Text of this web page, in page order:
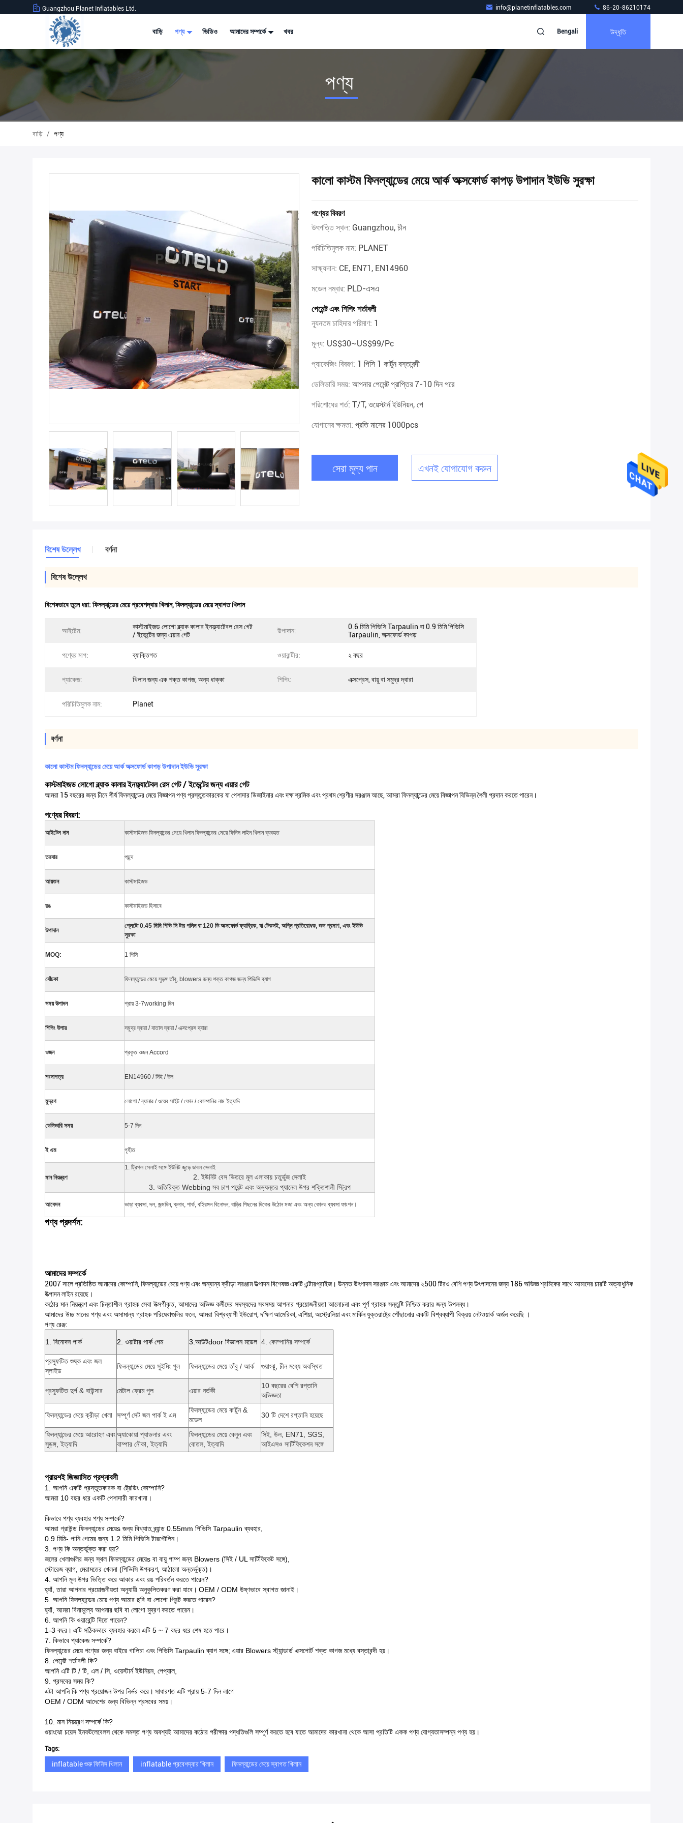
Guangzhou Planet Inflatables Ltd. info@planetinflatables.com 86-20-86210174
বাড়ি পণ্য ভিডিও আমাদের সম্পর্কে খবর Bengali উদ্ধৃতি
পণ্য
বাড়ি / পণ্য
কালো কাস্টম ফিনল্যান্ডের মেয়ে আর্ক অক্সফোর্ড কাপড় উপাদান ইউভি সুরক্ষা
পণ্যের বিবরণ
উৎপত্তি স্থল: Guangzhou, চীন
পরিচিতিমুলক নাম: PLANET
সাক্ষ্যদান: CE, EN71, EN14960
মডেল নম্বার: PLD-এসএ
পেমেন্ট এবং শিপিং শর্তাবলী
ন্যূনতম চাহিদার পরিমাণ: 1
মূল্য: US$30~US$99/pc
প্যাকেজিং বিবরণ: 1 পিসি 1 কার্টুন বস্তাবন্দী
ডেলিভারি সময়: আপনার পেমেন্ট প্রাপ্তির 7-10 দিন পরে
পরিশোধের শর্ত: T/T, ওয়েস্টার্ন ইউনিয়ন, পে
যোগানের ক্ষমতা: প্রতি মাসের 1000pcs
সেরা মূল্য পান এখনই যোগাযোগ করুন
বিশেষ উল্লেখ বর্ণনা
বিশেষ উল্লেখ
বিশেষভাবে তুলে ধরা: ফিনল্যান্ডের মেয়ে প্রবেশদ্বার খিলান,ফিনল্যান্ডের মেয়ে স্বাগত খিলান
আইটেম:
কাস্টমাইজড লোগো ব্ল্যাক কালার ইনফ্ল্যাটেবল রেস গেট
/ ইভেন্টের জন্য এয়ার গেট
উপাদান:
0.6 মিমি পিভিসি Tarpaulin বা 0.9 মিমি পিভিসি
Tarpaulin, অক্সফোর্ড কাপড়
পণ্যের মাপ: ব্যাক্তিগত ওয়ারান্টীর: ২ বছর
প্যাকেজ: খিলান জন্য এক শক্ত কাগজ, অন্য ধাক্কা শিপিং: এক্সপ্রেস, বায়ু বা সমুদ্র দ্বারা
পরিচিতিমুলক নাম: Planet
বর্ণনা
কালো কাস্টম ফিনল্যান্ডের মেয়ে আর্ক অক্সফোর্ড কাপড় উপাদান ইউভি সুরক্ষা
কাস্টমাইজড লোগো ব্ল্যাক কালার ইনফ্ল্যাটেবল রেস গেট / ইভেন্টের জন্য এয়ার গেট
আমরা 15 বছরের জন্য চীনে শীর্ষ ফিনল্যান্ডের মেয়ে বিজ্ঞাপন পণ্য প্রস্তুতকারকের যা পেশাদার ডিজাইনার এবং দক্ষ শ্রমিক এবং প্রথম শ্রেণীর সরঞ্জাম আছে, আমরা ফিনল্যান্ডের মেয়ে বিজ্ঞাপন বিভিন্ন শৈলী প্রদান করতে পারেন।
পণ্যের বিবরণ:
আইটেম নাম কাস্টমাইজড ফিনল্যান্ডের মেয়ে খিলান ফিনল্যান্ডের মেয়ে ফিনিস লাইন খিলান ব্যবহৃত
তরবার পছন্দ
আয়তন কাস্টমাইজড
রঙ কাস্টমাইজড হিসাবে
উপাদান
প্লেটো 0.45 মিমি পিভি সি টার পলিন বা 120 ডি অক্সফোর্ড ফ্যাব্রিক, যা টেকসই, অগ্নি প্রতিরোধক, জল প্রমাণ, এবং ইউভি
সুরক্ষা
MOQ: 1 পিসি
বোঁচকা ফিনল্যান্ডের মেয়ে সুড়ঙ্গ তাঁবু, blowers জন্য শক্ত কাগজ জন্য পিভিসি ব্যাগ
সময় উত্পাদন প্রায় 3-7working দিন
শিপিং উপায় সমুদ্র দ্বারা / বাতাস দ্বারা / এক্সপ্রেস দ্বারা
ওজন প্রকৃত ওজন Accord
শংসাপত্র EN14960 / সিই / উল
মুদ্রণ লোগো / ব্যানার / ওয়েব সাইট / ফোন / কোম্পানির নাম ইত্যাদি
ডেলিভারি সময় 5-7 দিন
ই এম গৃহীত
মান নিয়ন্ত্রণ
1. ট্রিপল সেলাই সঙ্গে ইউনিট জুড়ে ডাবল সেলাই
2. ইউনিট বেস ভিতরে মূল এলাকায় চতুর্ভুজ সেলাই
3. অতিরিক্ত Webbing সব চাপ পয়েন্ট এবং অভ্যন্তর প্যানেল উপর শক্তিশালী স্ট্রিপ
আবেদন ভাড়া ব্যবসা, দল, জন্মদিন, ক্লাব, পার্ক, বহিরঙ্গন বিনোদন, বাড়ির পিছনের দিকের উঠোন মজা এবং অন্য কোনও ব্যবসা ফাংশন।
পণ্য প্রদর্শন:
আমাদের সম্পর্কে
2007 সালে প্রতিষ্ঠিত আমাদের কোম্পানি, ফিনল্যান্ডের মেয়ে পণ্য এবং অন্যান্য ক্রীড়া সরঞ্জাম উত্পাদন বিশেষজ্ঞ একটি এন্টারপ্রাইজ। উন্নত উৎপাদন সরঞ্জাম এবং আমাদের ২500 টিরও বেশি পণ্য উৎপাদনের জন্য 186 অভিজ্ঞ শ্রমিকের সাথে আমাদের চারটি অত্যাধুনিক
উত্পাদন লাইন রয়েছে।
কঠোর মান নিয়ন্ত্রণ এবং চিন্তাশীল গ্রাহক সেবা উত্সর্গীকৃত, আমাদের অভিজ্ঞ কর্মীদের সদস্যদের সবসময় আপনার প্রয়োজনীয়তা আলোচনা এবং পূর্ণ গ্রাহক সন্তুষ্টি নিশ্চিত করার জন্য উপলব্ধ।
আমাদের উচ্চ মানের পণ্য এবং অসামান্য গ্রাহক পরিষেবাগুলির ফলে, আমরা বিশ্বব্যাপীইউরোপ, দক্ষিণ আমেরিকা, এশিয়া, অস্ট্রেলিয়া এবং মার্কিন যুক্তরাষ্ট্রেপৌঁছানোর একটি বিশ্বব্যাপী বিক্রয় নেটওয়ার্ক অর্জন করেছি ।
পণ্য রেঞ্জ:
1. বিনোদন পার্ক 2. ওয়াটার পার্ক গেম 3.আউটdoor বিজ্ঞাপন মডেল 4. কোম্পানির সম্পর্কে
প্রস্ফুটিত শুষ্ক এবং জল
স্লাইড
ফিনল্যান্ডের মেয়ে সুইমিং পুল ফিনল্যান্ডের মেয়ে তাঁবু / আর্ক গুয়াংঝু, চীন মধ্যে অবস্থিত
প্রস্ফুটিত দুর্গ & বাউন্সার মেটাল ফ্রেম পুল এয়ার নর্তকী
10 বছরের বেশি রপ্তানি
অভিজ্ঞতা
ফিনল্যান্ডের মেয়ে ক্রীড়া খেলা সম্পূর্ণ সেট জল পার্ক ই এম
ফিনল্যান্ডের মেয়ে কার্টুন &
মডেল
30 টি দেশে রপ্তানি হয়েছে
ফিনল্যান্ডের মেয়ে আরোহণ এবং
সুড়ঙ্গ, ইত্যাদি
অ্যাকোয়া প্যাডলার এবং
বাম্পার নৌকা, ইত্যাদি
ফিনল্যান্ডের মেয়ে বেলুন এবং
বোতল, ইত্যাদি
সিই, উল, EN71, SGS,
আইএসও সার্টিফিকেশন সঙ্গে
প্রায়শই জিজ্ঞাসিত প্রশ্নাবলী
1. আপনি একটি প্রস্তুতকারক বা ট্রেডিং কোম্পানি?
আমরা 10 বছর ধরে একটি পেশাদারী কারখানা।
কিভাবে পণ্য ব্যবহার পণ্য সম্পর্কে?
আমরা গ্রাউন্ড ফিনল্যান্ডের মেয়েs জন্য বিখ্যাত ব্র্যান্ড 0.55mm পিভিসি Tarpaulin ব্যবহার,
0.9 মিমি- পানি গেমের জন্য 1.2 ​​মিমি পিভিসি টারপৌলিন।
3. পণ্য কি অন্তর্ভুক্ত করা হয়?
জলের খেলাগুলির জন্য স্থল ফিনল্যান্ডের মেয়েs বা বায়ু পাম্প জন্য Blowers (সিই / UL সার্টিফিকেট সঙ্গে),
স্টোরেজ ব্যাগ, মেরামতের খেলনা (পিভিসি উপকরণ, আঠালো অন্তর্ভুক্ত)।
4. আপনি মূল উপর ভিত্তি করে আকার এবং রঙ পরিবর্তন করতে পারেন?
হ্যাঁ, তারা আপনার প্রয়োজনীয়তা অনুযায়ী অনুকূলিতকরণ করা যাবে। OEM / ODM উষ্ণভাবে স্বাগত জানাই।
5. আপনি ফিনল্যান্ডের মেয়ে পণ্য আমার ছবি বা লোগো প্রিন্ট করতে পারেন?
হ্যাঁ, আমরা বিনামূল্যে আপনার ছবি বা লোগো মুদ্রণ করতে পারেন।
6. আপনি কি ওয়ারেন্টি দিতে পারেন?
1-3 বছর। এটি সঠিকভাবে ব্যবহার করলে এটি 5 ~ 7 বছর ধরে শেষ হতে পারে।
7. কিভাবে প্যাকেজ সম্পর্কে?
ফিনল্যান্ডের মেয়ে পণ্যের জন্য বাইরে গালিচা এবং পিভিসি Tarpaulin ব্যাগ সঙ্গে; এয়ার Blowers স্ট্যান্ডার্ড এক্সপোর্ট শক্ত কাগজ মধ্যে বস্তাবন্দী হয়।
8. পেমেন্ট শর্তাবলী কি?
আপনি এটি টি / টি, এল / সি, ওয়েস্টার্ন ইউনিয়ন, পেপ্যাল,
9. প্রসবের সময় কি?
এটা আপনি কি পণ্য প্রয়োজন উপর নির্ভর করে। সাধারণত এটি প্রায় 5-7 দিন লাগে
OEM / ODM আদেশের জন্য বিভিন্ন প্রসবের সময়।
10. মান নিয়ন্ত্রণ সম্পর্কে কি?
গুয়াংঝো চয়েস ইনফটলেবেলস থেকে সমস্ত পণ্য অবশ্যই আমাদের কঠোর পরীক্ষার পদ্ধতিগুলি সম্পূর্ণ করতে হবে যাতে আমাদের কারখানা থেকে আসা প্রতিটি একক পণ্য যোগ্যতাসম্পন্ন পণ্য হয়।
Tags:
inflatable শুরু ফিনিস খিলান inflatable প্রবেশদ্বার খিলান ফিনল্যান্ডের মেয়ে স্বাগত খিলান